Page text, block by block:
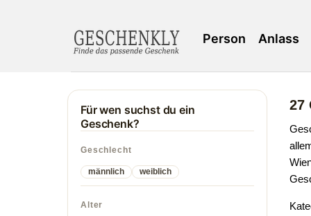
Person Anlass
27
Für wen suchst du ein
Geschenk?
Geschlecht
männlich weiblich
Alter